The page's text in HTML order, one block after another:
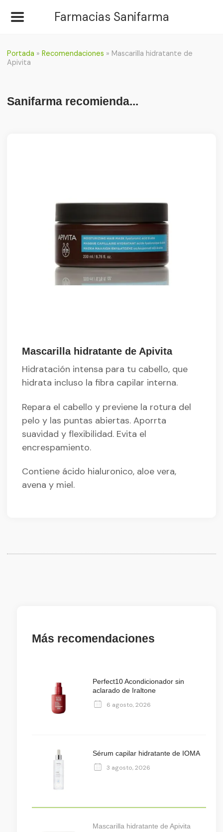
Farmacias Sanifarma
Portada »Recomendaciones » Mascarilla hidratante de
Apivita
Sanifarma recomienda...
Mascarilla hidratante de Apivita
Hidratación intensa para tu cabello, que
hidrata incluso la fibra capilar interna.
Repara el cabello y previene la rotura del
pelo y las puntas abiertas. Aporrta
suavidad y flexibilidad. Evita el
encrespamiento.
Contiene ácido hialuronico, aloe vera,
avena y miel.
Más recomendaciones
Perfect10 Acondicionador sin
aclarado de Iraltone
6 agosto, 2026
Sérum capilar hidratante de IOMA
3 agosto, 2026
Mascarilla hidratante de Apivita